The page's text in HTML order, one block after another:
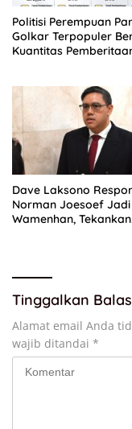
Politisi Perempuan
Golkar Terpopuler
Kuantitas
Dave Laksono
Norman Joesoef Jadi
Wamenhan, Tekankan
Tinggalkan
Alamat email Anda
wajib ditandai *